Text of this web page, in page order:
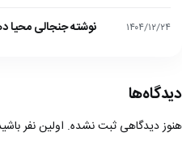
۱۴۰۴/۱۲/۲۴ نوشته جنجالی محیا
دیدگاه‌ها
هنوز دیدگاهی ثبت نشده. اولین نفر